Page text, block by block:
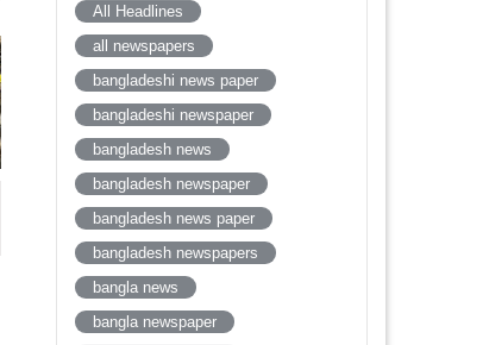
All Headlines
all newspapers
bangladeshi news paper
bangladeshi newspaper
bangladesh news
bangladesh newspaper
bangladesh news paper
bangladesh newspapers
bangla news
bangla newspaper